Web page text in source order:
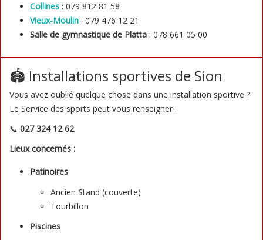
Collines : 079 812 81 58
Vieux-Moulin : 079 476 12 21
Salle de gymnastique de Platta : 078 661 05 00
🏟️ Installations sportives de Sion
Vous avez oublié quelque chose dans une installation sportive ?
Le Service des sports peut vous renseigner :
📞 027 324 12 62
Lieux concernés :
Patinoires
Ancien Stand (couverte)
Tourbillon
Piscines